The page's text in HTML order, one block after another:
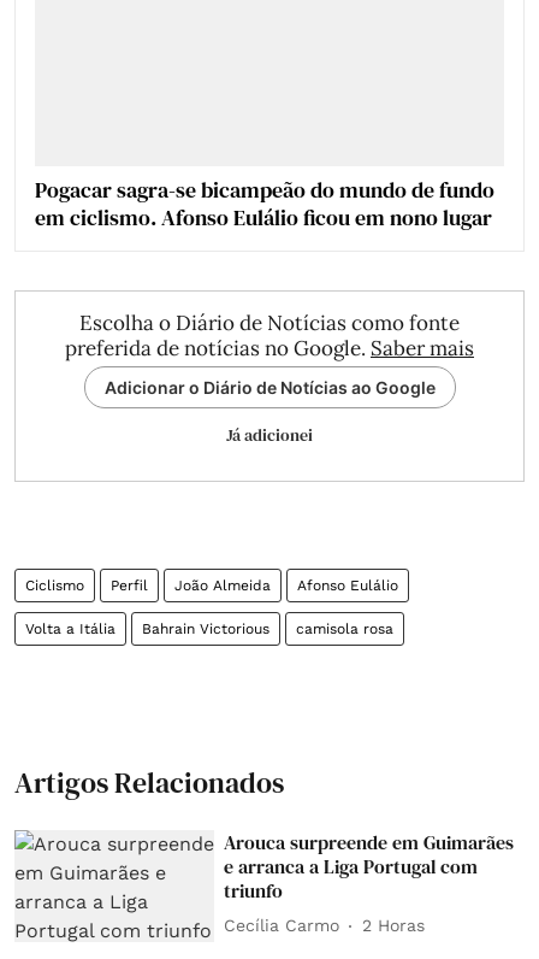
Pogacar sagra-se bicampeão do mundo de fundo
em ciclismo. Afonso Eulálio ficou em nono lugar
Escolha o Diário de Notícias como fonte
preferida de notícias no Google. Saber mais
Adicionar o Diário de Notícias ao Google
Já adicionei
Ciclismo Perfil João Almeida Afonso Eulálio
Volta a Itália Bahrain Victorious camisola rosa
Artigos Relacionados
Arouca surpreende em Guimarães
e arranca a Liga Portugal com
triunfo
Cecília Carmo 2 Horas